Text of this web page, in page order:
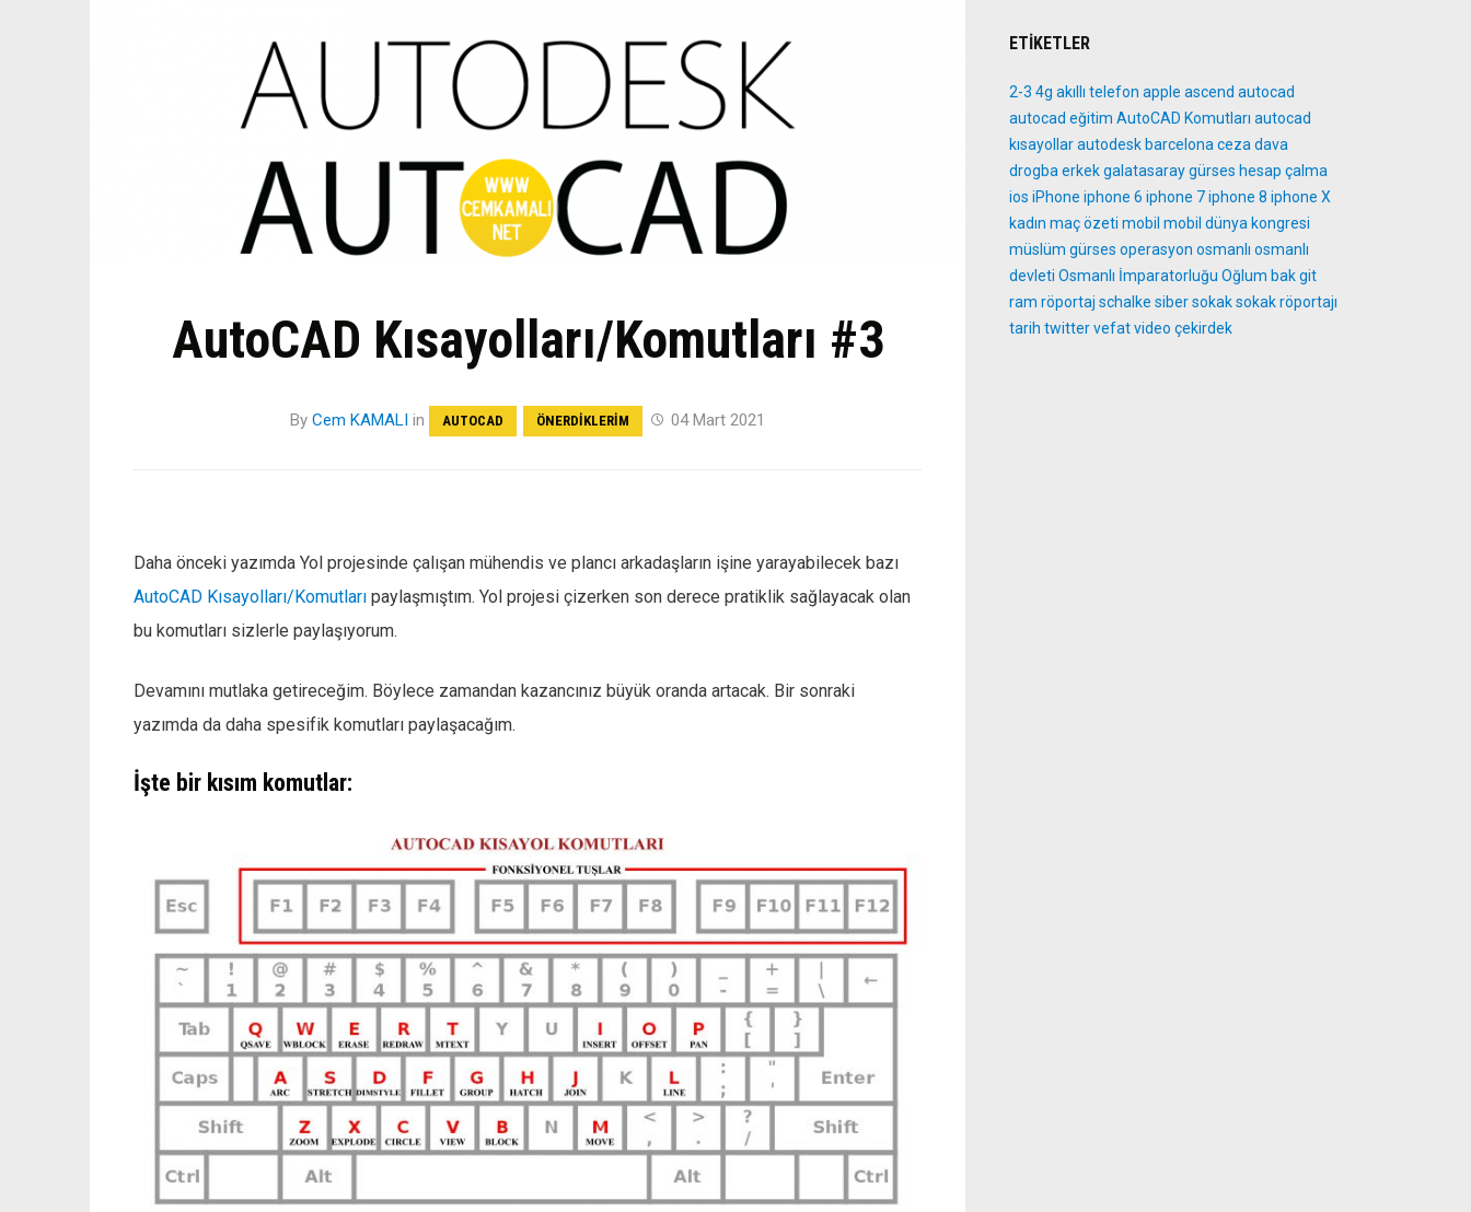
AutoCAD Kısayolları/Komutları #3
By Cem KAMALI in AUTOCAD ÖNERDIKLERIM 04 Mart 2021
Daha önceki yazımda Yol projesinde çalışan mühendis ve plancı arkadaşların işine yarayabilecek bazı
AutoCAD Kısayolları/Komutları paylaşmıştım. Yol projesi çizerken son derece pratiklik sağlayacak olan
bu komutları sizlerle paylaşıyorum.
Devamını mutlaka getireceğim. Böylece zamandan kazancınız büyük oranda artacak. Bir sonraki
yazımda da daha spesifik komutları paylaşacağım.
İşte bir kısım komutlar:
ETIKETLER
2-3 4g akıllı telefon apple ascend autocad
autocad eğitim AutoCAD Komutları autocad
kısayollarautodesk barcelona ceza dava
drogba erkekgalatasaraygürses hesap çalma
ios iPhone iphone 6 iphone 7iphone 8 iphone X
kadın maç özeti mobil mobil dünya kongresi
müslüm gürses operasyon osmanlı osmanlı
devleti Osmanlı İmparatorluğu Oğlum bak git
ram röportaj schalke sibersokaksokak röportajı
tarih twittervefatvideo çekirdek